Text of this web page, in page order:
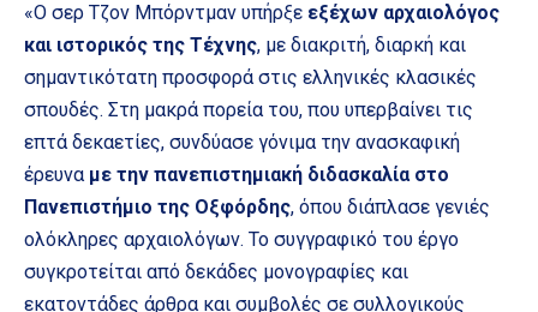
«Ο σερ Τζον Μπόρντμαν υπήρξε εξέχων αρχαιολόγος
και ιστορικός της Τέχνης, με διακριτή, διαρκή και
σημαντικότατη προσφορά στις ελληνικές κλασικές
σπουδές. Στη μακρά πορεία του, που υπερβαίνει τις
επτά δεκαετίες, συνδύασε γόνιμα την ανασκαφική
έρευνα με την πανεπιστημιακή διδασκαλία στο
Πανεπιστήμιο της Οξφόρδης, όπου διάπλασε γενιές
ολόκληρες αρχαιολόγων. Το συγγραφικό του έργο
συγκροτείται από δεκάδες μονογραφίες και
εκατοντάδες άρθρα και συμβολές σε συλλογικούς